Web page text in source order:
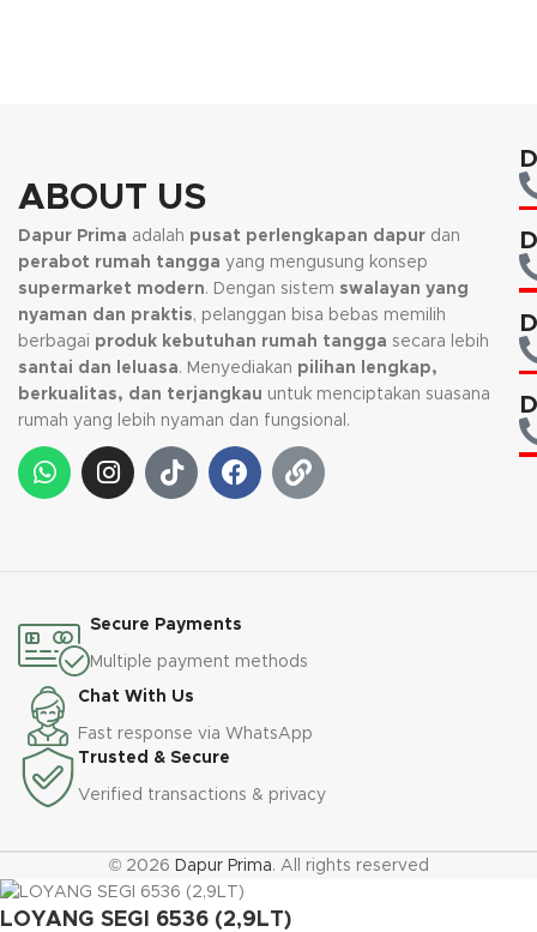
ABOUT US
Dapur Prima adalah pusat perlengkapan dapur dan
perabot rumah tangga yang mengusung konsep
supermarket modern. Dengan sistem swalayan yang
nyaman dan praktis, pelanggan bisa bebas memilih
berbagai produk kebutuhan rumah tangga secara lebih
santai dan leluasa. Menyediakan pilihan lengkap,
berkualitas, dan terjangkau untuk menciptakan suasana
rumah yang lebih nyaman dan fungsional.
Secure Payments
Multiple payment methods
Chat With Us
Fast response via WhatsApp
Trusted & Secure
Verified transactions & privacy
© 2026 Dapur Prima. All rights reserved
LOYANG SEGI 6536 (2,9LT)